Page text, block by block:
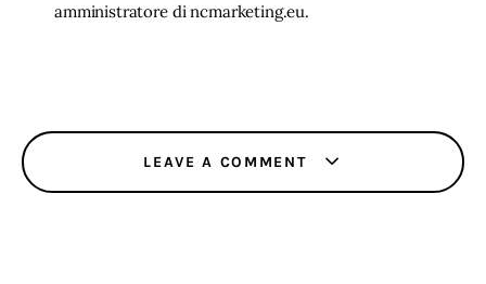
amministratore di ncmarketing.eu.
LEAVE A COMMENT